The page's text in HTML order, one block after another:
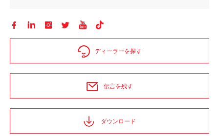
     
ディーラーを探す
伝言を残す
ダウンロード